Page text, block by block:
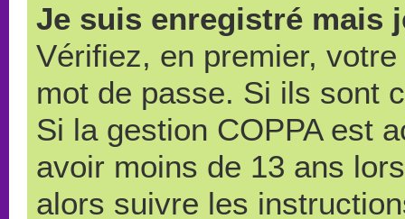
Je suis enregistré mais
Vérifiez, en premier,
mot de passe. Si ils sont
Si la gestion COPPA est
avoir moins de 13 ans
alors suivre les